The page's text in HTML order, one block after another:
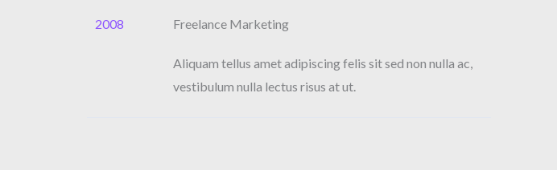
2008 Freelance Marketing​
Aliquam tellus amet adipiscing felis sit sed non nulla ac,
vestibulum nulla lectus risus at ut.